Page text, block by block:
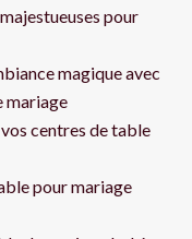
pour
magique avec
mariage
centres de table
pour mariage